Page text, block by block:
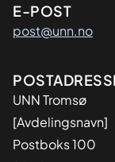
E-POST
post@unn.no
Adresse
UNN Tromsø
[Avdelingsnavn]
Postboks 100